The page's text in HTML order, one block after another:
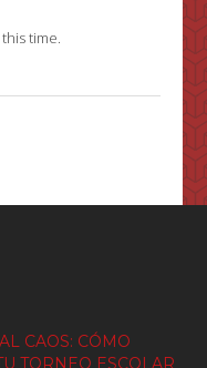
time.
CAOS: CÓMO
TORNEO ESCOLAR